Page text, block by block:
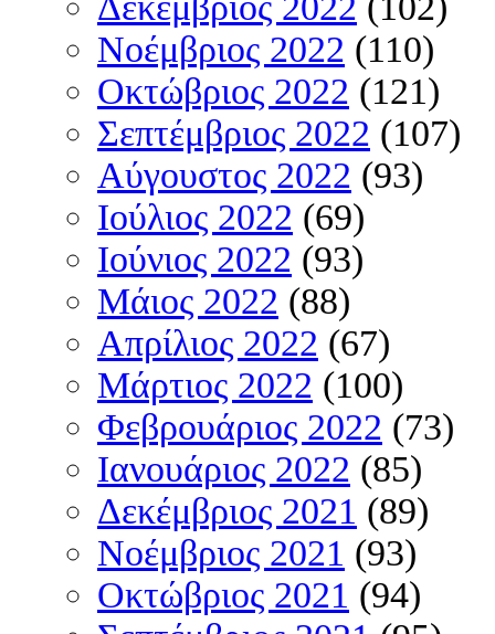
Νοέμβριος 2022 (110)
Οκτώβριος 2022 (121)
Σεπτέμβριος 2022 (107)
Αύγουστος 2022 (93)
Ιούλιος 2022 (69)
Ιούνιος 2022 (93)
Μάιος 2022 (88)
Απρίλιος 2022 (67)
Μάρτιος 2022 (100)
Φεβρουάριος 2022 (73)
Ιανουάριος 2022 (85)
Δεκέμβριος 2021 (89)
Νοέμβριος 2021 (93)
Οκτώβριος 2021 (94)